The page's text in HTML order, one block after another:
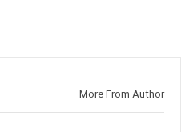
Follow us on:
https://twitter.com/ROCKFOR
More From Author